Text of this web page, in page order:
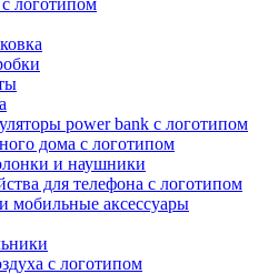
power bank с логотипом
дома с логотипом
и наушники
для телефона с логотипом
мобильные аксессуары
с логотипом